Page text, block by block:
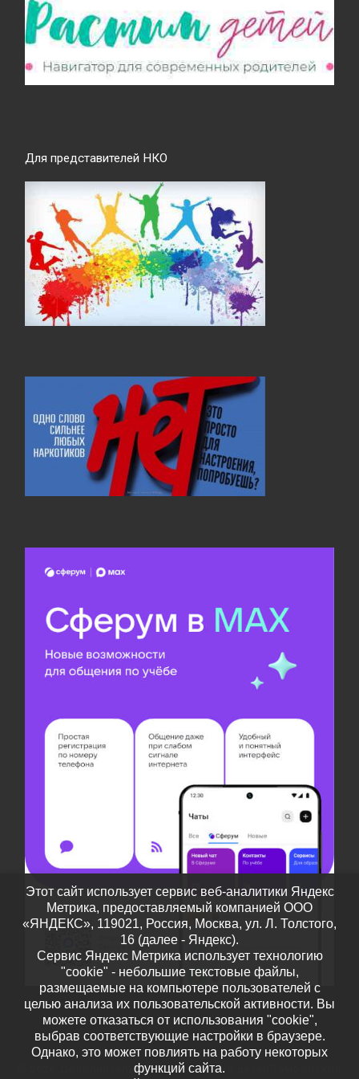
Для представителей НКО
Дополнительное образование детей Тамбовской
Этот сайт использует сервис веб-аналитики Яндекс
Метрика, предоставляемый компанией ООО
«ЯНДЕКС», 119021, Россия, Москва, ул. Л. Толстого,
16 (далее - Яндекс).
Сервис Яндекс Метрика использует технологию
"cookie" - небольшие текстовые файлы,
размещаемые на компьютере пользователей с
целью анализа их пользовательской активности. Вы
можете отказаться от использования "cookie",
выбрав соответствующие настройки в браузере.
Однако, это может повлиять на работу некоторых
функций сайта.